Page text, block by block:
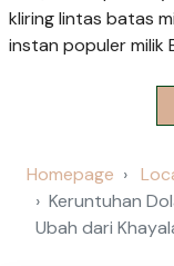
kliring lintas batas
instan populer milik
Homepage
Keruntuhan
Ubah dari